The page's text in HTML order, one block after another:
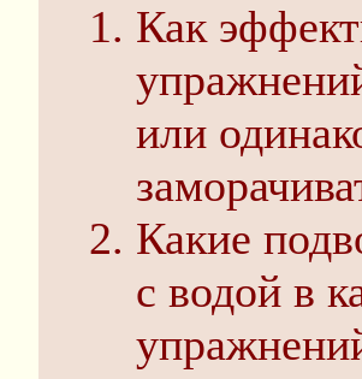
Как
или
Какие
с водой в